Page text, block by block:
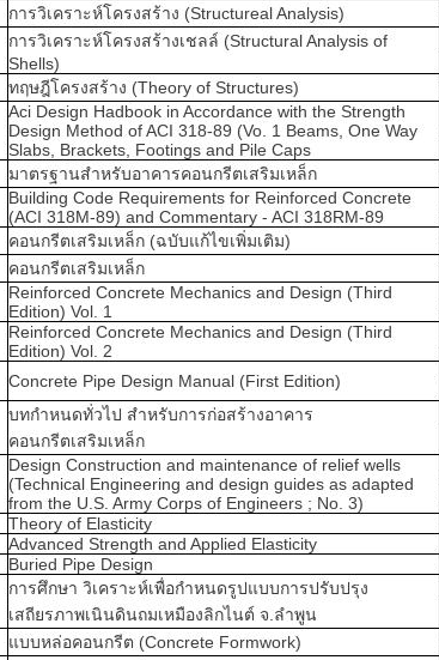
การวิเคราะห์โครงสร้าง (Structureal Analysis)
การวิเคราะห์โครงสร้างเชลล์ (Structural Analysis of
Shells)
ทฤษฎีโครงสร้าง (Theory of Structures)
Aci Design Hadbook in Accordance with the Strength
Design Method of ACI 318-89 (Vo. 1 Beams, One Way
Slabs, Brackets, Footings and Pile Caps
มาตรฐานสำหรับอาคารคอนกรีตเสริมเหล็ก
Building Code Requirements for Reinforced Concrete
(ACI 318M-89) and Commentary - ACI 318RM-89
คอนกรีตเสริมเหล็ก (ฉบับแก้ไขเพิ่มเติม)
คอนกรีตเสริมเหล็ก
Reinforced Concrete Mechanics and Design (Third
Edition) Vol. 1
Reinforced Concrete Mechanics and Design (Third
Edition) Vol. 2
Concrete Pipe Design Manual (First Edition)
บทกำหนดทั่วไป สำหรับการก่อสร้างอาคาร
คอนกรีตเสริมเหล็ก
Design Construction and maintenance of relief wells
(Technical Engineering and design guides as adapted
from the U.S. Army Corps of Engineers ; No. 3)
Theory of Elasticity
Advanced Strength and Applied Elasticity
Buried Pipe Design
การศึกษา วิเคราะห์เพื่อกำหนดรูปแบบการปรับปรุง
เสถียรภาพเนินดินถมเหมืองลิกไนต์ จ.ลำพูน
แบบหล่อคอนกรีต (Concrete Formwork)